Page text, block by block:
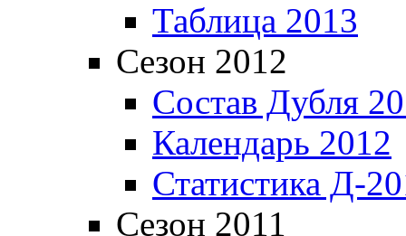
Таблица 2013
Сезон 2012
Состав Дубля
Календарь 2012
Статистика Д-
Сезон 2011